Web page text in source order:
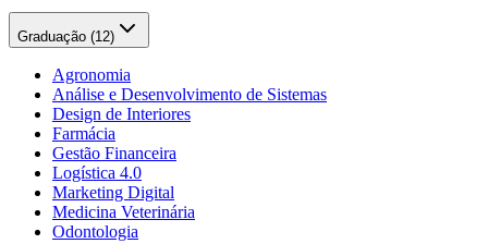
Graduação (12)
Agronomia
Análise e Desenvolvimento de Sistemas
Design de Interiores
Farmácia
Gestão Financeira
Logística 4.0
Marketing Digital
Medicina Veterinária
Odontologia